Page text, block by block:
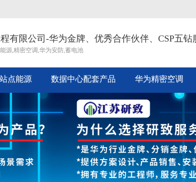
有限公司-华为金牌、优秀合作伙伴、CSP五钻
源,精密空调,华为安防,蓄电池
点能源 数据中心配套产品 华为精密空调